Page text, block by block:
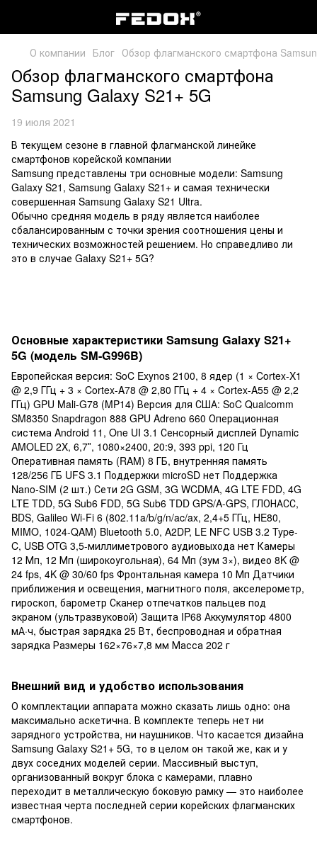
О компании Блог Обзор флагманского смартфона
Обзор флагманского смартфона
Samsung Galaxy S21+ 5G
19 июля 2021
В текущем сезоне в главной флагманской линейке
смартфонов корейской компании
Samsung представлены три основные модели: Samsung
Galaxy S21, Samsung Galaxy S21+ и самая технически
совершенная Samsung Galaxy S21 Ultra.
Обычно средняя модель в ряду является наиболее
сбалансированным с точки зрения соотношения цены и
технических возможностей решением. Но справедливо ли
это в случае Galaxy S21+ 5G?
Основные характеристики Samsung Galaxy S21+
5G (модель SM-G996B)
Европейская версия: SoC Exynos 2100, 8 ядер (1 × Cortex-X1
@ 2,9 ГГц + 3 × Cortex-A78 @ 2,80 ГГц + 4 × Cortex-A55 @ 2,2
ГГц) GPU Mali-G78 (MP14) Версия для США: SoC Qualcomm
SM8350 Snapdragon 888 GPU Adreno 660 Операционная
система Android 11, One UI 3.1 Сенсорный дисплей Dynamic
AMOLED 2X, 6,7″, 1080×2400, 20:9, 393 ppi, 120 Гц
Оперативная память (RAM) 8 ГБ, внутренняя память
128/256 ГБ UFS 3.1 Поддержки microSD нет Поддержка
Nano-SIM (2 шт.) Сети 2G GSM, 3G WCDMA, 4G LTE FDD, 4G
LTE TDD, 5G Sub6 FDD, 5G Sub6 TDD GPS/A-GPS, ГЛОНАСС,
BDS, Galileo Wi-Fi 6 (802.11a/b/g/n/ac/ax, 2,4+5 ГГц, HE80,
MIMO, 1024-QAM) Bluetooth 5.0, A2DP, LE NFC USB 3.2 Type-
C, USB OTG 3,5-миллиметрового аудиовыхода нет Камеры
12 Мп, 12 Мп (широкоугольная), 64 Мп (зум 3×), видео 8K @
24 fps, 4K @ 30/60 fps Фронтальная камера 10 Мп Датчики
приближения и освещения, магнитного поля, акселерометр,
гироскоп, барометр Сканер отпечатков пальцев под
экраном (ультразвуковой) Защита IP68 Аккумулятор 4800
мА·ч, быстрая зарядка 25 Вт, беспроводная и обратная
зарядка Размеры 162×76×7,8 мм Масса 202 г
Внешний вид и удобство использования
О комплектации аппарата можно сказать лишь одно: она
максимально аскетична. В комплекте теперь нет ни
зарядного устройства, ни наушников. Что касается дизайна
Samsung Galaxy S21+ 5G, то в целом он такой же, как и у
двух соседних моделей серии. Массивный выступ,
организованный вокруг блока с камерами, плавно
переходит в металлическую боковую рамку — это наиболее
известная черта последней серии корейских флагманских
смартфонов.